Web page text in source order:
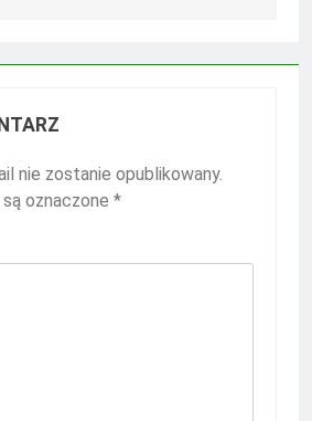
nie zostanie opublikowany.
oznaczone *